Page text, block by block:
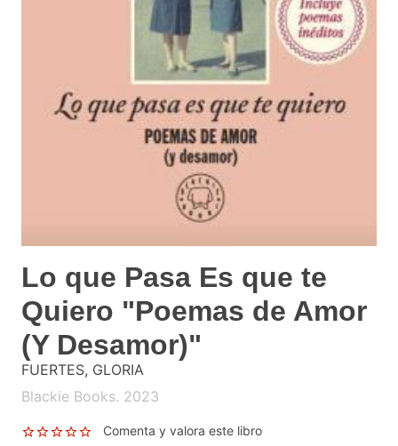
Lo que Pasa Es que te
Quiero "Poemas de Amor
(Y Desamor)"
FUERTES, GLORIA
Blackie Books. 2023
Comenta y valora este libro